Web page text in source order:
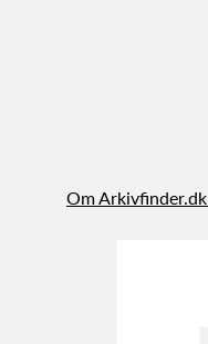
Om Arkivfinder.dk